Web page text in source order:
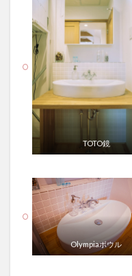
TOTO鏡
Olympiaボウル